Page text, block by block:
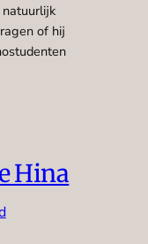
of hij
Hina